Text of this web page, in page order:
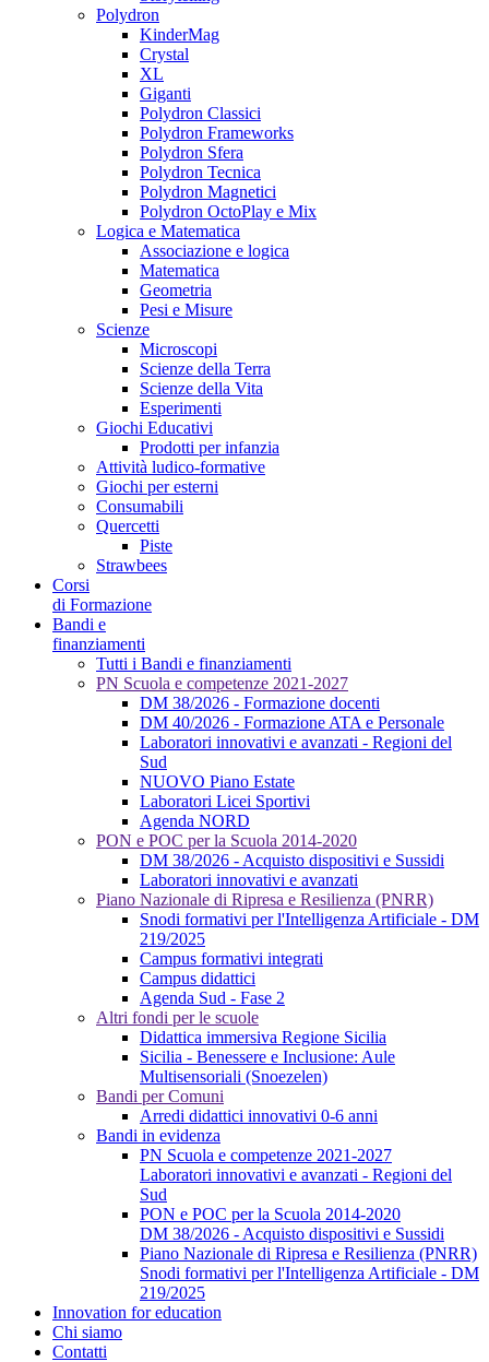
Polydron
KinderMag
Crystal
XL
Giganti
Polydron Classici
Polydron Frameworks
Polydron Sfera
Polydron Tecnica
Polydron Magnetici
Polydron OctoPlay e Mix
Logica e Matematica
Associazione e logica
Matematica
Geometria
Pesi e Misure
Scienze
Microscopi
Scienze della Terra
Scienze della Vita
Esperimenti
Giochi Educativi
Prodotti per infanzia
Attività ludico-formative
Giochi per esterni
Consumabili
Quercetti
Piste
Strawbees
Corsi
di Formazione
Bandi e
finanziamenti
Tutti i Bandi e finanziamenti
PN Scuola e competenze 2021-2027
DM 38/2026 - Formazione docenti
DM 40/2026 - Formazione ATA e Personale
Laboratori innovativi e avanzati - Regioni del
Sud
NUOVO Piano Estate
Laboratori Licei Sportivi
Agenda NORD
PON e POC per la Scuola 2014-2020
DM 38/2026 - Acquisto dispositivi e Sussidi
Laboratori innovativi e avanzati
Piano Nazionale di Ripresa e Resilienza (PNRR)
Snodi formativi per l'Intelligenza Artificiale - DM
219/2025
Campus formativi integrati
Campus didattici
Agenda Sud - Fase 2
Altri fondi per le scuole
Didattica immersiva Regione Sicilia
Sicilia - Benessere e Inclusione: Aule
Multisensoriali (Snoezelen)
Bandi per Comuni
Arredi didattici innovativi 0-6 anni
Bandi in evidenza
PN Scuola e competenze 2021-2027
Laboratori innovativi e avanzati - Regioni del
Sud
PON e POC per la Scuola 2014-2020
DM 38/2026 - Acquisto dispositivi e Sussidi
Piano Nazionale di Ripresa e Resilienza (PNRR)
Snodi formativi per l'Intelligenza Artificiale - DM
219/2025
Innovation for education
Chi siamo
Contatti